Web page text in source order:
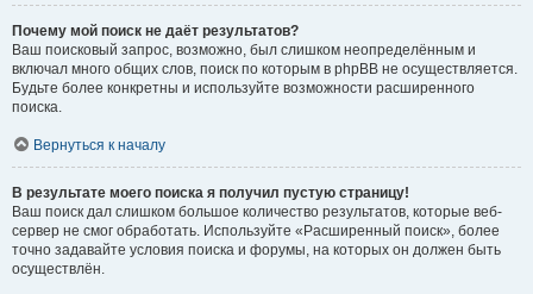
Почему мой поиск не даёт результатов?
Ваш поисковый запрос, возможно, был слишком неопределённым и
включал много общих слов, поиск по которым в phpBB не осуществляется.
Будьте более конкретны и используйте возможности расширенного
поиска.
Вернуться к началу
В результате моего поиска я получил пустую страницу!
Ваш поиск дал слишком большое количество результатов, которые веб-
сервер не смог обработать. Используйте «Расширенный поиск», более
точно задавайте условия поиска и форумы, на которых он должен быть
осуществлён.